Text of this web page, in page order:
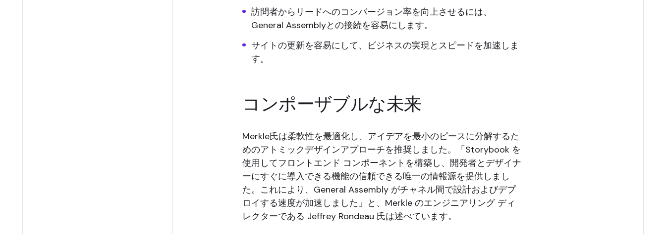
訪問者からリードへのコンバージョン率を向上させるには、
General Assemblyとの接続を容易にします。
サイトの更新を容易にして、ビジネスの実現とスピードを加速しま
す。
コンポーザブルな未来
Merkle氏は柔軟性を最適化し、アイデアを最小のピースに分解するた
めのアトミックデザインアプローチを推奨しました。「Storybook を
使用してフロントエンド コンポーネントを構築し、開発者とデザイナ
ーにすぐに導入できる機能の信頼できる唯一の情報源を提供しまし
た。これにより、General Assembly がチャネル間で設計およびデプ
ロイする速度が加速しました」と、Merkle のエンジニアリング ディ
レクターである Jeffrey Rondeau 氏は述べています。